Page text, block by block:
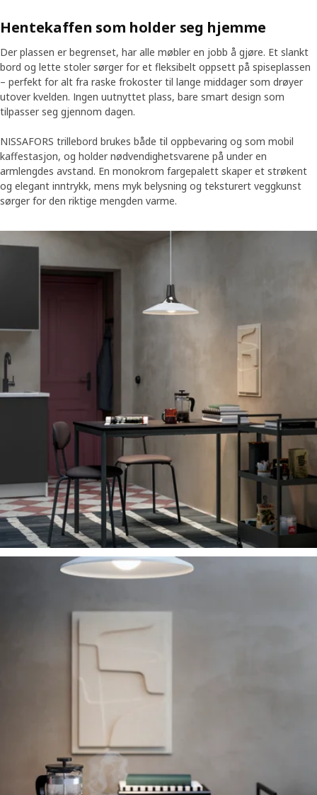
Hentekaffen som holder seg hjemme
Der plassen er begrenset, har alle møbler en jobb å gjøre. Et slankt
bord og lette stoler sørger for et fleksibelt oppsett på spiseplassen
– perfekt for alt fra raske frokoster til lange middager som drøyer
utover kvelden. Ingen uutnyttet plass, bare smart design som
tilpasser seg gjennom dagen.
NISSAFORS trillebord brukes både til oppbevaring og som mobil
kaffestasjon, og holder nødvendighetsvarene på under en
armlengdes avstand. En monokrom fargepalett skaper et strøkent
og elegant inntrykk, mens myk belysning og teksturert veggkunst
sørger for den riktige mengden varme.